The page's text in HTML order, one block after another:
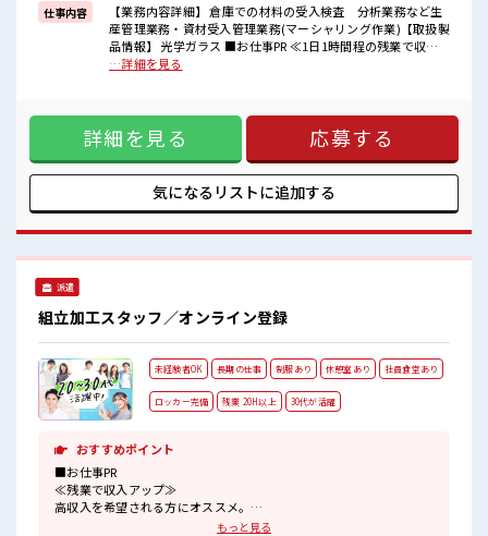
■職場の雰囲気
≪20代の方が多数活躍中の職場≫
休憩室でホッと一息リフレッシュ！
仕事内容
【業務内容詳細】 倉庫での材料の受入検査 分析業務など生
産管理業務・資材受入管理業務(マーシャリング作業)【取扱製
品情報】 光学ガラス ■お仕事PR ≪1日1時間程の残業で収入
アップ≫ 残業は月20時間未満で、 ほどよく稼げます♪ ≪週休
≫ 新しいことにチャレンジするのは不安だけど、 しっかり働
く環境が整っています！ イチからスキルUP・ステップUP目
指していきましょう！ ≪様々なお仕事をご提案≫ 一人で悩ま
ず気軽に相談できる、 派遣のお仕事です！ ■職場の雰囲気
≪20代の方が多数活躍中の職場≫ 休憩室でホッと一息リフレ
ッシュ！ 持ち物が多いあなたにもぴったり☆ ロッカー付き職
…詳細を見る
詳細を見る 応募する
気になるリストに追加する
派遣
組立加工スタッフ／オンライン登録
未経験者OK 長期の仕事 制服あり 休憩室あり 社員食堂あり
ロッカー完備 残業 20H以上 30代が活躍
おすすめポイント
■お仕事PR
≪残業で収入アップ≫
高収入を希望される方にオススメ。
残業は月20時間以上あります♪もっと見る